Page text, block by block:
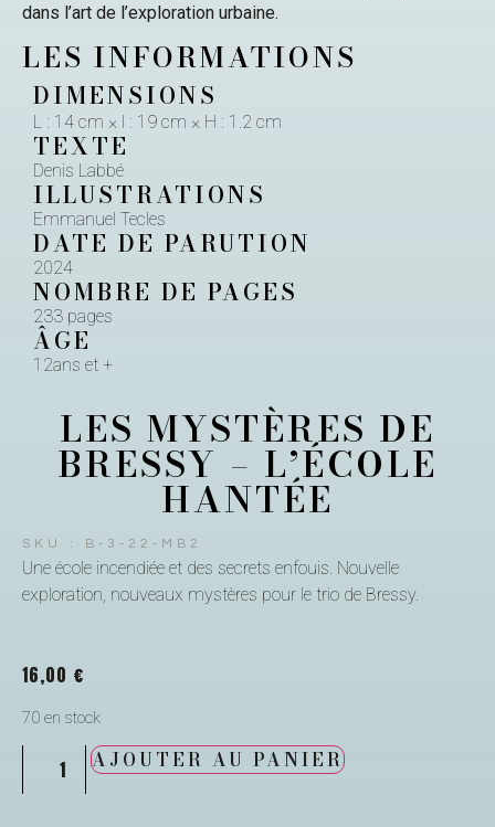
dans l’art de l’exploration urbaine.
LES INFORMATIONS
DIMENSIONS
L : 14 cm × l : 19 cm × H : 1.2 cm
TEXTE
Denis Labbé
ILLUSTRATIONS
Emmanuel Tecles
DATE DE PARUTION
2024
NOMBRE DE PAGES
233 pages
ÂGE
12ans et +
LES MYSTÈRES DE
BRESSY – L’ÉCOLE
HANTÉE
SKU : B-3-22-MB2
Une école incendiée et des secrets enfouis. Nouvelle
exploration, nouveaux mystères pour le trio de Bressy.
16,00 €
70 en stock
AJOUTER AU PANIER